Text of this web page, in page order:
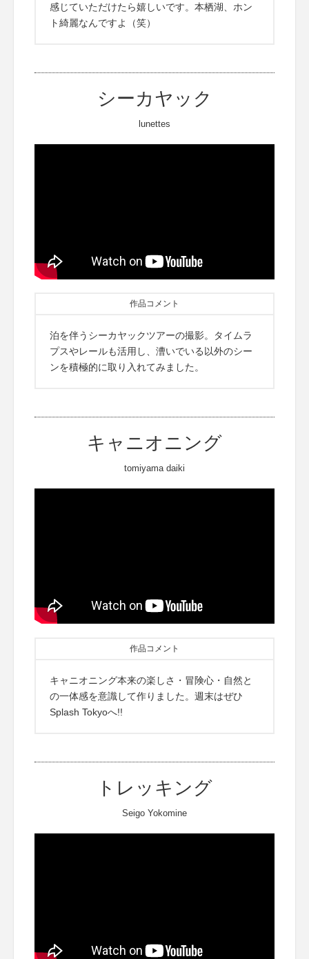
感じていただけたら嬉しいです。本栖湖、ホン
ト綺麗なんですよ（笑）
シーカヤック
lunettes
作品コメント
泊を伴うシーカヤックツアーの撮影。タイムラ
プスやレールも活用し、漕いでいる以外のシー
ンを積極的に取り入れてみました。
キャニオニング
tomiyama daiki
作品コメント
キャニオニング本来の楽しさ・冒険心・自然と
の一体感を意識して作りました。週末はぜひ
Splash Tokyoへ!!
トレッキング
Seigo Yokomine